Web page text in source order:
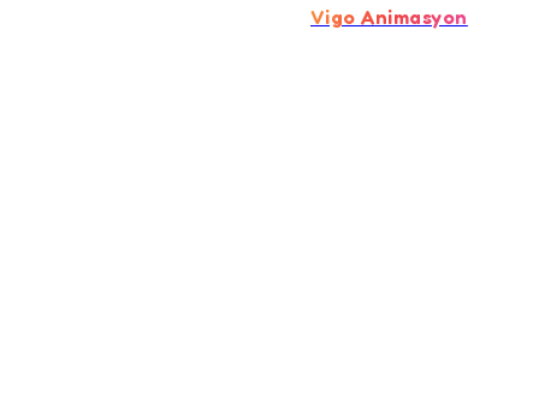
Vigo Animasyon